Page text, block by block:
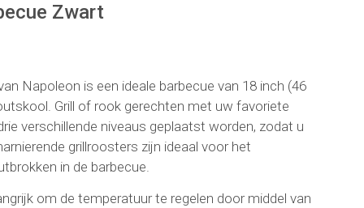
Zwart
Napoleon is een ideale barbecue van 18 inch (46
Grill of rook gerechten met uw favoriete
verschillende niveaus geplaatst worden, zodat u
grillroosters zijn ideaal voor het
in de barbecue.
om de temperatuur te regelen door middel van